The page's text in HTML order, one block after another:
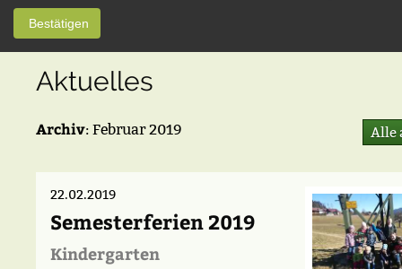
Bestätigen
Aktuelles
Archiv: Februar 2019 Alle
22.02.2019
Semesterferien 2019
Kindergarten